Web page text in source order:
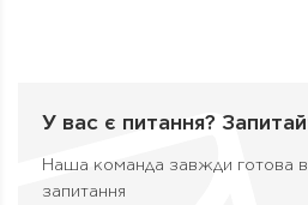
У вас є питання?
Наша команда завжди готова
запитання